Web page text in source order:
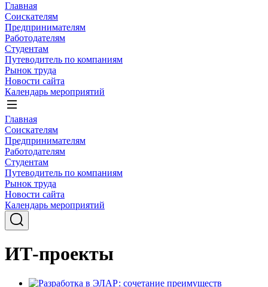
Главная
Соискателям
Предпринимателям
Работодателям
Студентам
Путеводитель по компаниям
Рынок труда
Новости сайта
Календарь мероприятий
Главная
Соискателям
Предпринимателям
Работодателям
Студентам
Путеводитель по компаниям
Рынок труда
Новости сайта
Календарь мероприятий
ИТ-проекты